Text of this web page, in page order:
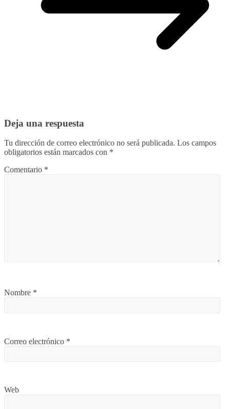
Deja una respuesta
Tu dirección de correo electrónico no será publicada. Los campos
obligatorios están marcados con *
Comentario *
Nombre *
Correo electrónico *
Web